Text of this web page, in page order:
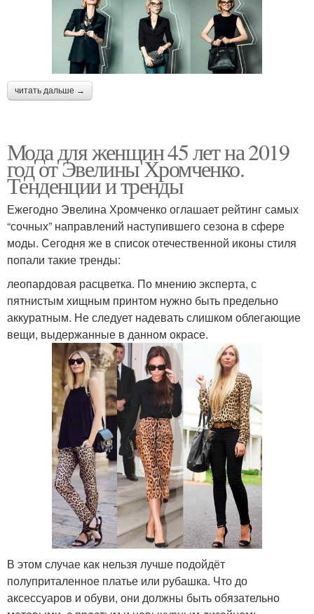
читать дальше →
Мода для женщин 45 лет на 2019
год от Эвелины Хромченко.
Тенденции и тренды
Ежегодно Эвелина Хромченко оглашает рейтинг самых
“сочных” направлений наступившего сезона в сфере
моды. Сегодня же в список отечественной иконы стиля
попали такие тренды:
леопардовая расцветка. По мнению эксперта, с
пятнистым хищным принтом нужно быть предельно
аккуратным. Не следует надевать слишком облегающие
вещи, выдержанные в данном окрасе.
В этом случае как нельзя лучше подойдёт
полуприталенное платье или рубашка. Что до
аксессуаров и обуви, они должны быть обязательно